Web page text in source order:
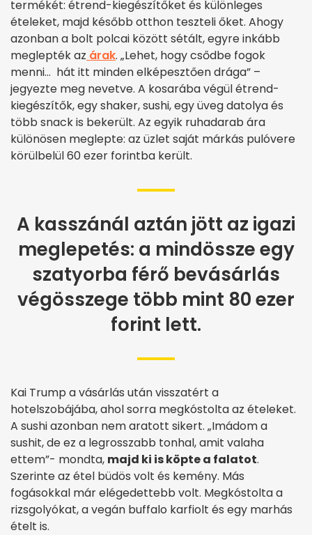
termékét: étrend-kiegészítőket és különleges
ételeket, majd később otthon teszteli őket. Ahogy
azonban a bolt polcai között sétált, egyre inkább
meglepték az árak. „Lehet, hogy csődbe fogok
menni… hát itt minden elképesztően drága” –
jegyezte meg nevetve. A kosarába végül étrend-
kiegészítők, egy shaker, sushi, egy üveg datolya és
több snack is bekerült. Az egyik ruhadarab ára
különösen meglepte: az üzlet saját márkás pulóvere
körülbelül 60 ezer forintba került.
A kasszánál aztán jött az igazi
meglepetés: a mindössze egy
szatyorba férő bevásárlás
végösszege több mint 80 ezer
forint lett.
Kai Trump a vásárlás után visszatért a
hotelszobájába, ahol sorra megkóstolta az ételeket.
A sushi azonban nem aratott sikert. „Imádom a
sushit, de ez a legrosszabb tonhal, amit valaha
ettem”- mondta, majd ki is köpte a falatot.
Szerinte az étel büdös volt és kemény. Más
fogásokkal már elégedettebb volt. Megkóstolta a
rizsgolyókat, a vegán buffalo karfiolt és egy marhás
ételt is.